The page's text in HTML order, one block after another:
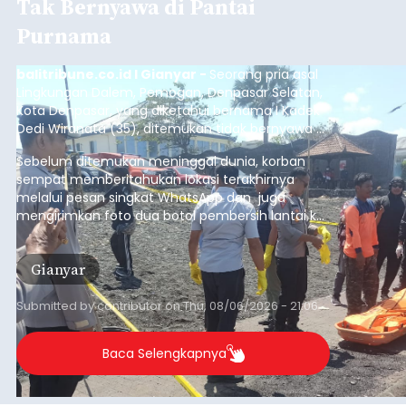
Tak Bernyawa di Pantai
Purnama
balitribune.co.id I Gianyar - Seorang pria asal
Lingkungan Dalem, Pemogan, Denpasar Selatan,
Kota Denpasar, yang diketahui bernama I Kadek
Dedi Wiranata (35), ditemukan tidak bernyawa di
pesisir Pantai Purnama, Sukawati.
Sebelum ditemukan meninggal dunia, korban
sempat memberitahukan lokasi terakhirnya
melalui pesan singkat WhatsApp dan juga
mengirimkan foto dua botol pembersih lantai ke
istrinya.
Gianyar
Submitted bycontributoronThu, 08/06/2026 - 21:06
Baca Selengkapnya